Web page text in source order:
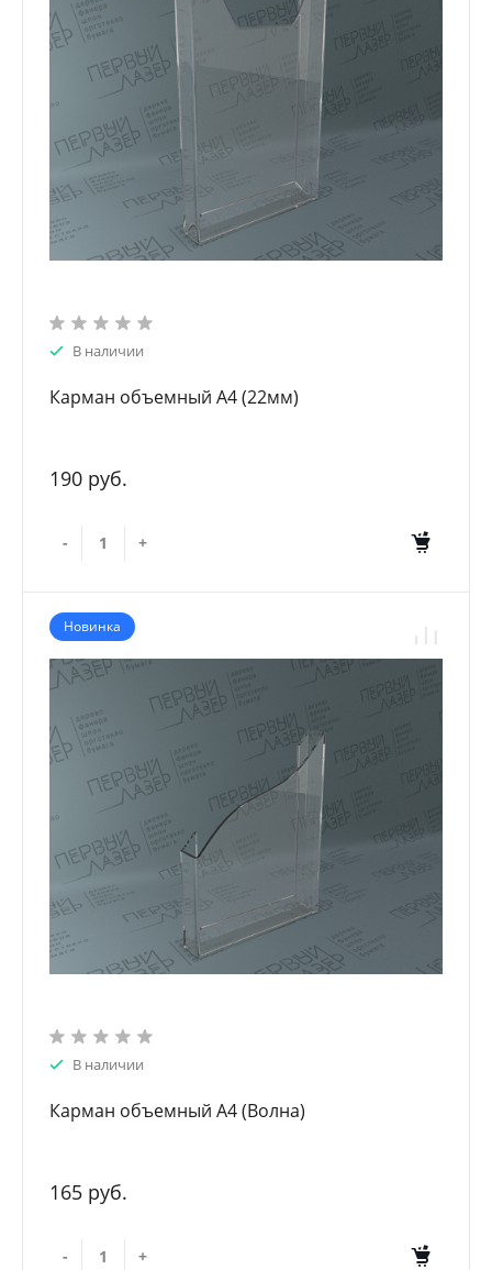
В наличии
Карман объемный А4 (22мм)
190 руб.
- +
Новинка
В наличии
Карман объемный А4 (Волна)
165 руб.
- +